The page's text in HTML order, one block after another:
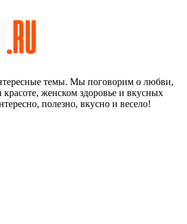
темы. Мы поговорим о любви,
женском здоровье и вкусных
полезно, вкусно и весело!